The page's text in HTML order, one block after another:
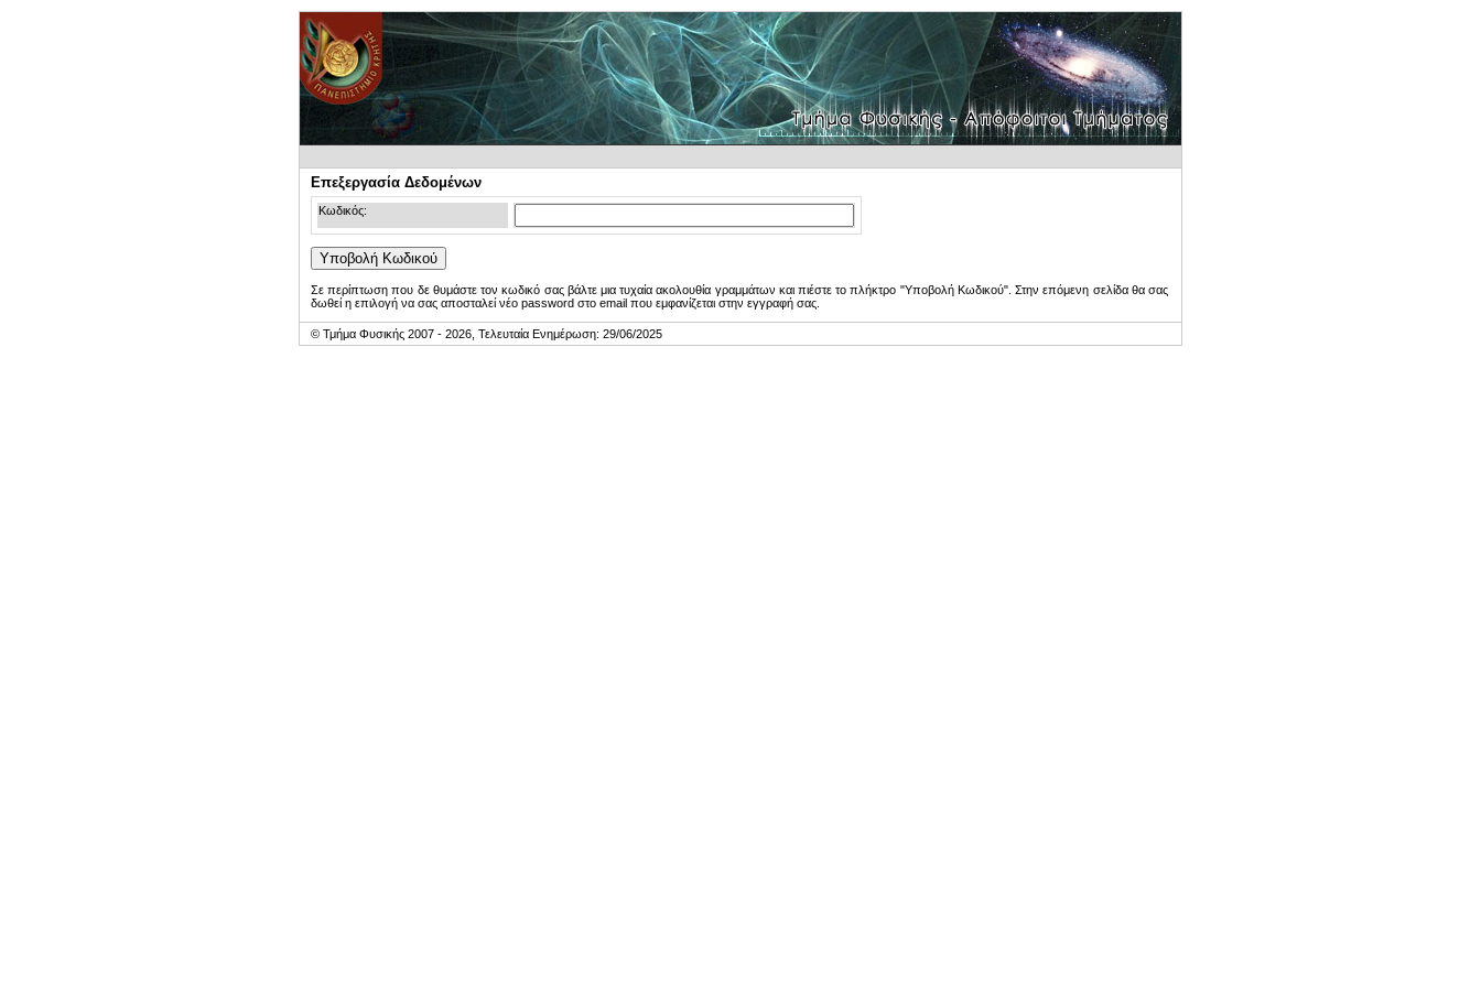
Επεξεργασία Δεδομένων
Κωδικός:
Σε περίπτωση που δε θυμάστε τον κωδικό σας βάλτε μια τυχαία ακολουθία γραμμάτων και πιέστε το πλήκτρο "Υποβολή Κωδικού". Στην επόμενη σελίδα θα σας
δωθεί η επιλογή να σας αποσταλεί νέο password στο email που εμφανίζεται στην εγγραφή σας.
© Τμήμα Φυσικής 2007 - 2026, Τελευταία Ενημέρωση: 29/06/2025